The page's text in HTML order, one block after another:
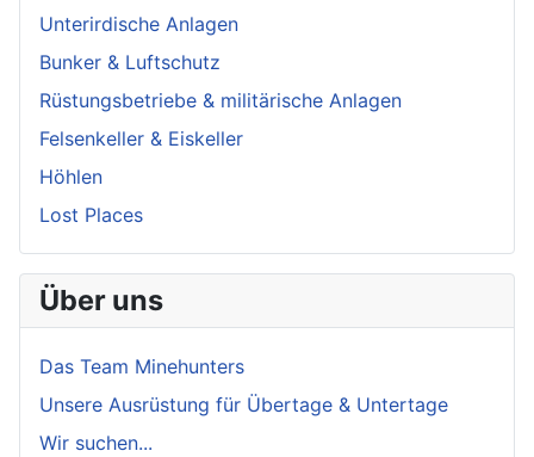
Unterirdische Anlagen
Bunker & Luftschutz
Rüstungsbetriebe & militärische Anlagen
Felsenkeller & Eiskeller
Höhlen
Lost Places
Über uns
Das Team Minehunters
Unsere Ausrüstung für Übertage & Untertage
Wir suchen...